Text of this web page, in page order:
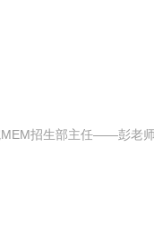
招生部主任——彭老